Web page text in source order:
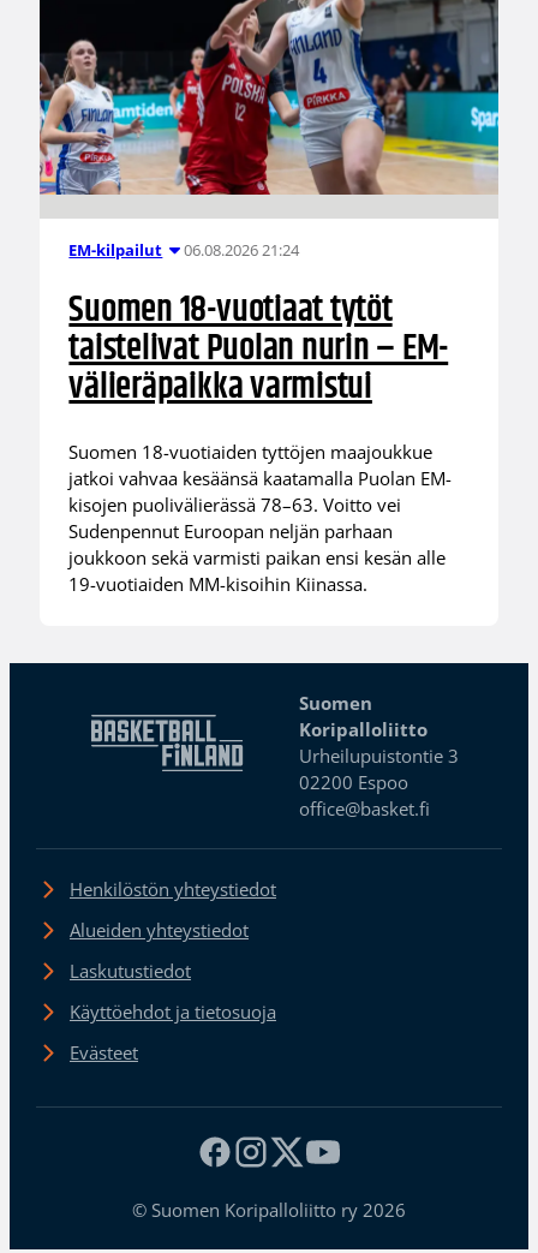
EM-kilpailut 06.08.2026 21:24
Suomen 18-vuotiaat tytöt
taistelivat Puolan nurin – EM-
välieräpaikka varmistui
Suomen 18-vuotiaiden tyttöjen maajoukkue
jatkoi vahvaa kesäänsä kaatamalla Puolan EM-
kisojen puolivälierässä 78–63. Voitto vei
Sudenpennut Euroopan neljän parhaan
joukkoon sekä varmisti paikan ensi kesän alle
19-vuotiaiden MM-kisoihin Kiinassa.
Suomen
Koripalloliitto
Urheilupuistontie 3
02200 Espoo
office@basket.fi
Henkilöstön yhteystiedot
Alueiden yhteystiedot
Laskutustiedot
Käyttöehdot ja tietosuoja
Evästeet
© Suomen Koripalloliitto ry 2026